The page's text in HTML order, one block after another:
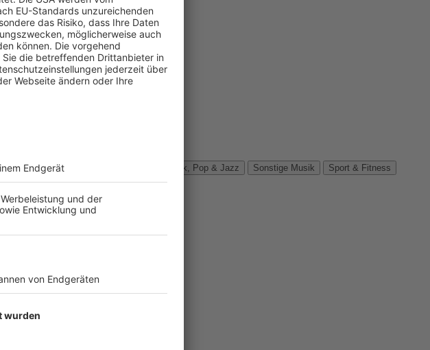
Narretei Rock, Pop & Jazz Sonstige Musik
Sport & Fitness